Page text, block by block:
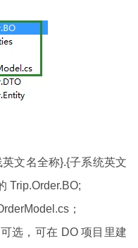
文名全称}.{子系统英文
Trip.Order.BO;
；
选，可在 DO 项目里建